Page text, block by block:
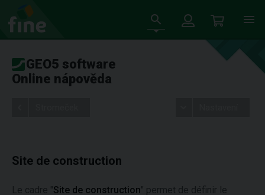
GEO5 software
Online nápověda
Site de construction
Le cadre "Site de construction" permet de définir le